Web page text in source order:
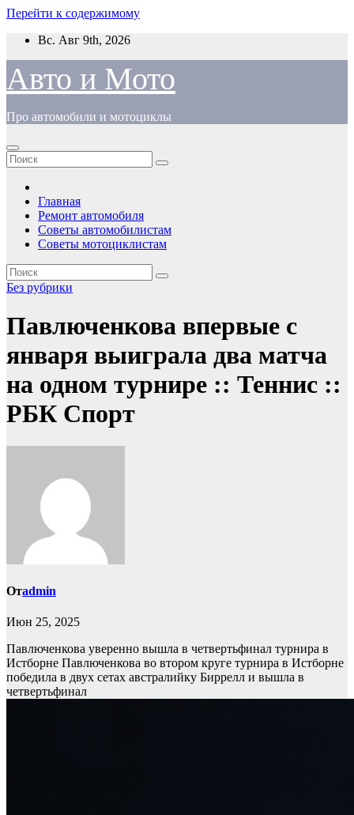
Перейти к содержимому
Вс. Авг 9th, 2026
Авто и Мото
Про автомобили и мотоциклы
Главная
Ремонт автомобиля
Советы автомобилистам
Советы мотоциклистам
Без рубрики
Павлюченкова впервые с
января выиграла два матча
на одном турнире :: Теннис ::
РБК Спорт
Отadmin
Июн 25, 2025
Павлюченкова уверенно вышла в четвертьфинал турнира в
Истборне Павлюченкова во втором круге турнира в Истборне
победила в двух сетах австралийку Биррелл и вышла в
четвертьфинал